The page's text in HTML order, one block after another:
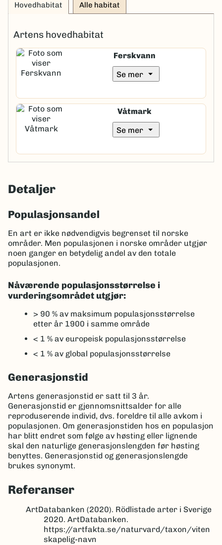
Hovedhabitat Alle habitat
Artens hovedhabitat
Ferskvann
Se mer arrow_drop_down
Våtmark
Se mer arrow_drop_down
Detaljer
Populasjonsandel
En art er ikke nødvendigvis begrenset til norske
områder. Men populasjonen i norske områder utgjør
noen ganger en betydelig andel av den totale
populasjonen.
Nåværende populasjonsstørrelse i
vurderingsområdet utgjør:
> 90 % av maksimum populasjonsstørrelse
etter år 1900 i samme område
< 1 % av europeisk populasjonsstørrelse
< 1 % av global populasjonsstørrelse
Generasjonstid
Artens generasjonstid er satt til 3 år.
Generasjonstid er gjennomsnittsalder for alle
reproduserende individ, dvs. foreldre til alle avkom i
populasjonen. Om generasjonstiden hos en populasjon
har blitt endret som følge av høsting eller lignende
skal den naturlige generasjonslengden før høsting
benyttes. Generasjonstid og generasjonslengde
brukes synonymt.
Referanser
ArtDatabanken (2020). Rödlistade arter i Sverige
2020. ArtDatabanken.
https://artfakta.se/naturvard/taxon/viten
skapelig-navn